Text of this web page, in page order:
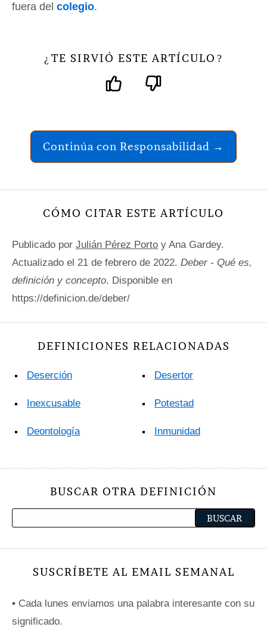
fuera del colegio.
¿ TE SIRVIÓ ESTE ARTÍCULO ?
Continúa con Responsabilidad →
CÓMO CITAR ESTE ARTÍCULO
Publicado por Julián Pérez Porto y Ana Gardey.
Actualizado el 21 de febrero de 2022. Deber - Qué es,
definición y concepto. Disponible en
https://definicion.de/deber/
DEFINICIONES RELACIONADAS
Deserción
Inexcusable
Deontología
Desertor
Potestad
Inmunidad
BUSCAR OTRA DEFINICIÓN
SUSCRÍBETE AL EMAIL SEMANAL
• Cada lunes enviamos una palabra interesante con su
significado.